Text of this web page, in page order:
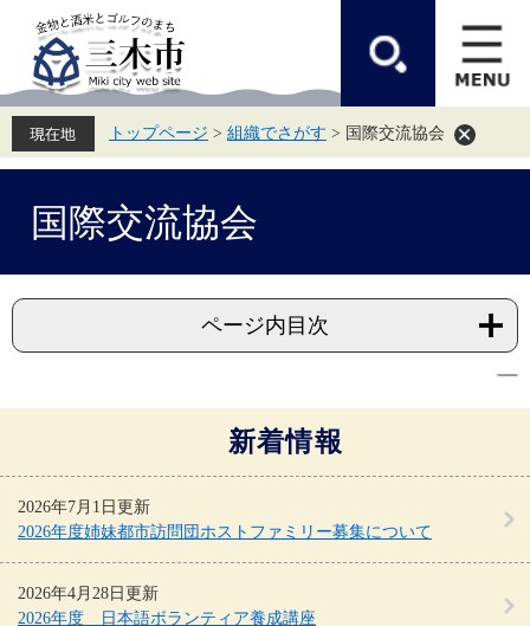
先
頭
す。
を
飛
し
トップページ > 組織でさがす > 国際交流協会
国際交流協会
ページ内目次
新着情報
2026年7月1日更新
2026年度姉妹都市訪問団ホストファミリー募集について
2026年4月28日更新
2026年度 日本語ボランティア養成講座